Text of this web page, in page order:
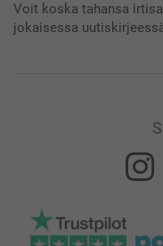
Voit koska tahansa
jokaisessa